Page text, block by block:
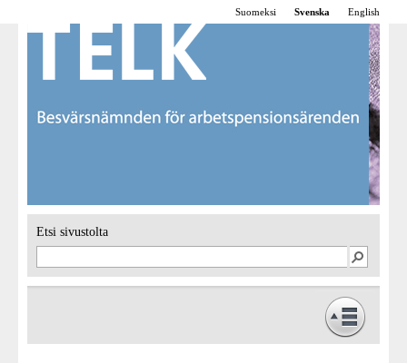
Suomeksi Svenska English
Etsi sivustolta